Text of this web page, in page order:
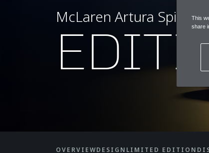
McLaren Artura Spider
OVERVIEWDESIGN LIMITED EDITION
This
share